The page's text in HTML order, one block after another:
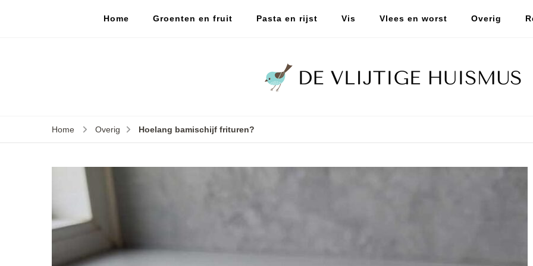
Home Groenten en fruit Pasta en rijst Vis Vlees en worst Overig
Home Overig Hoelang bamischijf frituren?